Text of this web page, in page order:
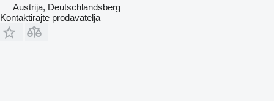
Austrija, Deutschlandsberg
Kontaktirajte prodavatelja